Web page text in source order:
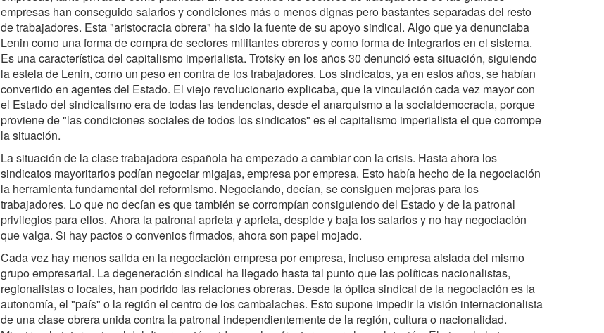
empresas han conseguido salarios y condiciones más o menos dignas pero bastantes separadas del resto
de trabajadores. Esta "aristocracia obrera" ha sido la fuente de su apoyo sindical. Algo que ya denunciaba
Lenin como una forma de compra de sectores militantes obreros y como forma de integrarlos en el sistema.
Es una característica del capitalismo imperialista. Trotsky en los años 30 denunció esta situación, siguiendo
la estela de Lenin, como un peso en contra de los trabajadores. Los sindicatos, ya en estos años, se habían
convertido en agentes del Estado. El viejo revolucionario explicaba, que la vinculación cada vez mayor con
el Estado del sindicalismo era de todas las tendencias, desde el anarquismo a la socialdemocracia, porque
proviene de "las condiciones sociales de todos los sindicatos" es el capitalismo imperialista el que corrompe
la situación.
La situación de la clase trabajadora española ha empezado a cambiar con la crisis. Hasta ahora los
sindicatos mayoritarios podían negociar migajas, empresa por empresa. Esto había hecho de la negociación
la herramienta fundamental del reformismo. Negociando, decían, se consiguen mejoras para los
trabajadores. Lo que no decían es que también se corrompían consiguiendo del Estado y de la patronal
privilegios para ellos. Ahora la patronal aprieta y aprieta, despide y baja los salarios y no hay negociación
que valga. Si hay pactos o convenios firmados, ahora son papel mojado.
Cada vez hay menos salida en la negociación empresa por empresa, incluso empresa aislada del mismo
grupo empresarial. La degeneración sindical ha llegado hasta tal punto que las políticas nacionalistas,
regionalistas o locales, han podrido las relaciones obreras. Desde la óptica sindical de la negociación es la
autonomía, el "país" o la región el centro de los cambalaches. Esto supone impedir la visión internacionalista
de una clase obrera unida contra la patronal independientemente de la región, cultura o nacionalidad.